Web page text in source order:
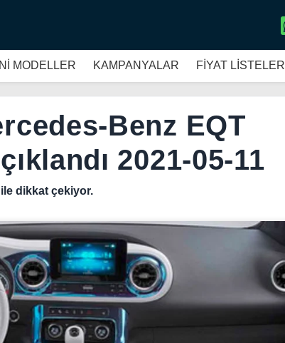
MODELLER KAMPANYALAR FİYAT LİSTELERİ
Benz EQT
2021-05-11
ile dikkat çekiyor.